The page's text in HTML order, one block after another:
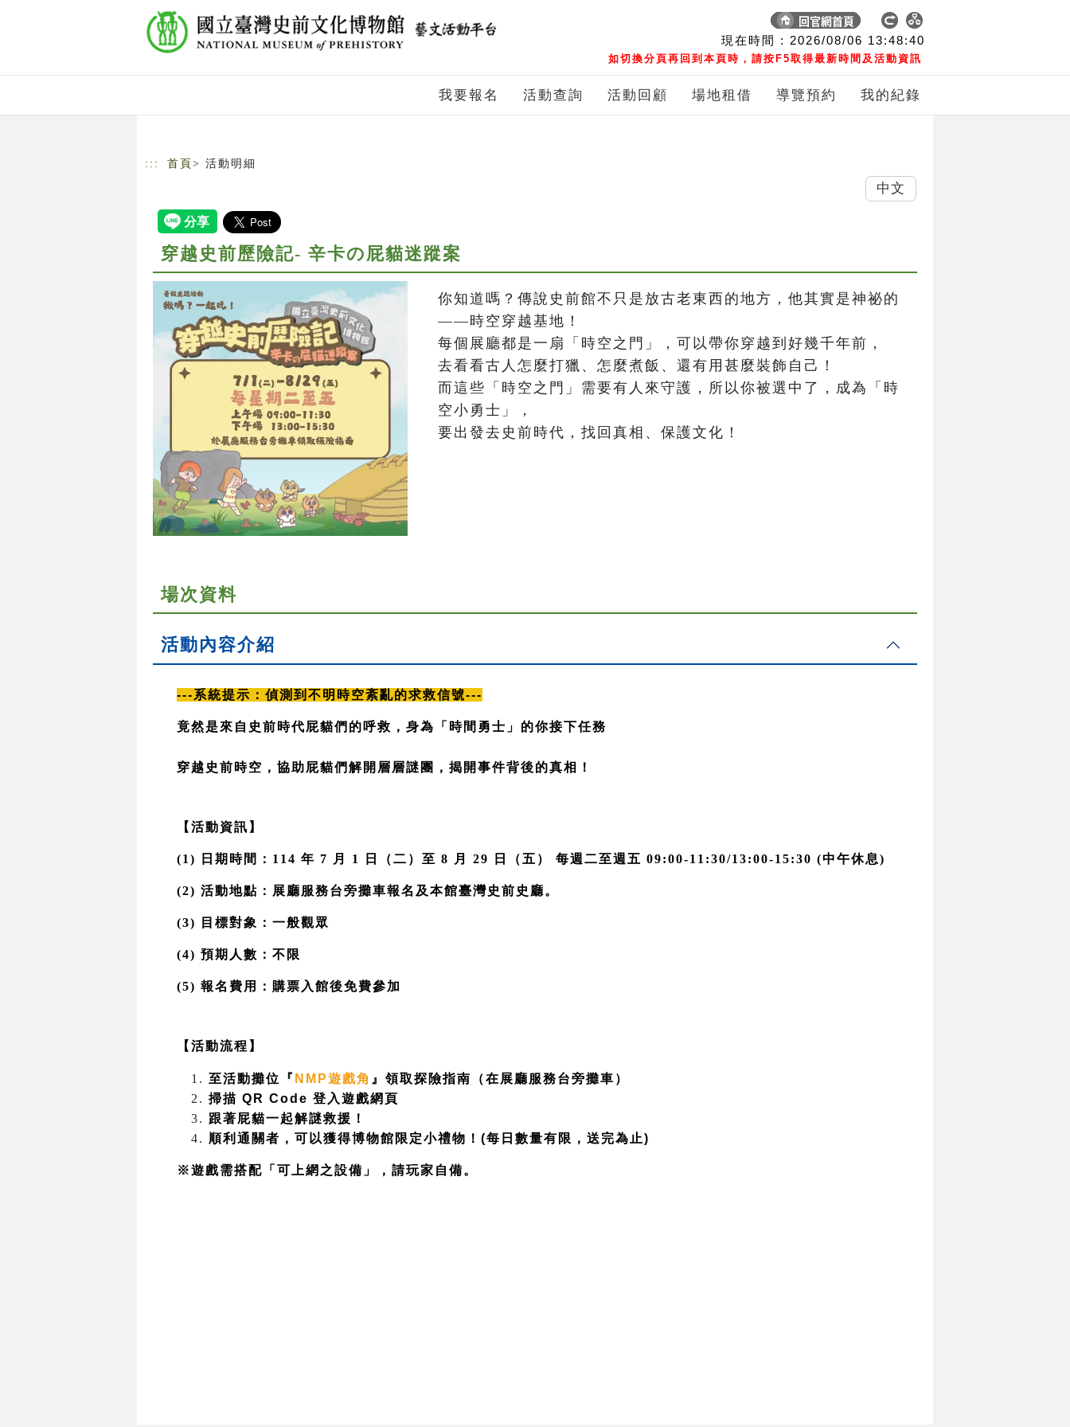
現在時間 : 2026/08/06 13:48:40
如切換分頁再回到本頁時，請按F5取得最新時間及活動資訊
我要報名 活動查詢 活動回顧 場地租借 導覽預約 我的紀錄
::: 首頁 > 活動明細
穿越史前歷險記- 辛卡の屁貓迷蹤案
你知道嗎？傳說史前館不只是放古老東西的地方，他其實是神祕的
——時空穿越基地！
每個展廳都是一扇「時空之門」，可以帶你穿越到好幾千年前，
去看看古人怎麼打獵、怎麼煮飯、還有用甚麼裝飾自己！
而這些「時空之門」需要有人來守護，所以你被選中了，成為「時
空小勇士」，
要出發去史前時代，找回真相、保護文化！
場次資料
活動內容介紹
---系統提示：偵測到不明時空紊亂的求救信號---
竟然是來自史前時代屁貓們的呼救，身為「時間勇士」的你接下任務
穿越史前時空，協助屁貓們解開層層謎團，揭開事件背後的真相！
【活動資訊】
(1) 日期時間：114 年 7 月 1 日（二）至 8 月 29 日（五） 每週二至週五 09:00-11:30/13:00-15:30 (中午休息)
(2) 活動地點：展廳服務台旁攤車報名及本館臺灣史前史廳。
(3) 目標對象：一般觀眾
(4) 預期人數：不限
(5) 報名費用：購票入館後免費參加
【活動流程】
至活動攤位『 NMP遊戲角 』領取探險指南（在展廳服務台旁攤車）
掃描 QR Code 登入遊戲網頁
跟著屁貓一起解謎救援！
順利通關者，可以獲得博物館限定小禮物！(每日數量有限，送完為止)
※遊戲需搭配「可上網之設備」，請玩家自備。